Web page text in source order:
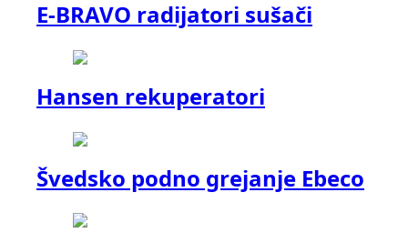
E-BRAVO radijatori sušači
Hansen rekuperatori
Švedsko podno grejanje Ebeco